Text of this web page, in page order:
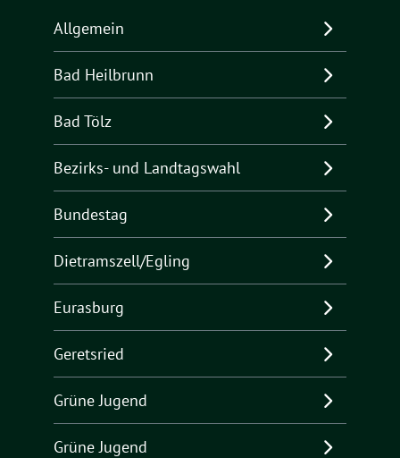
Allgemein
Bad Heilbrunn
Bad Tölz
Bezirks- und Landtagswahl
Bundestag
Dietramszell/Egling
Eurasburg
Geretsried
Grüne Jugend
Grüne Jugend